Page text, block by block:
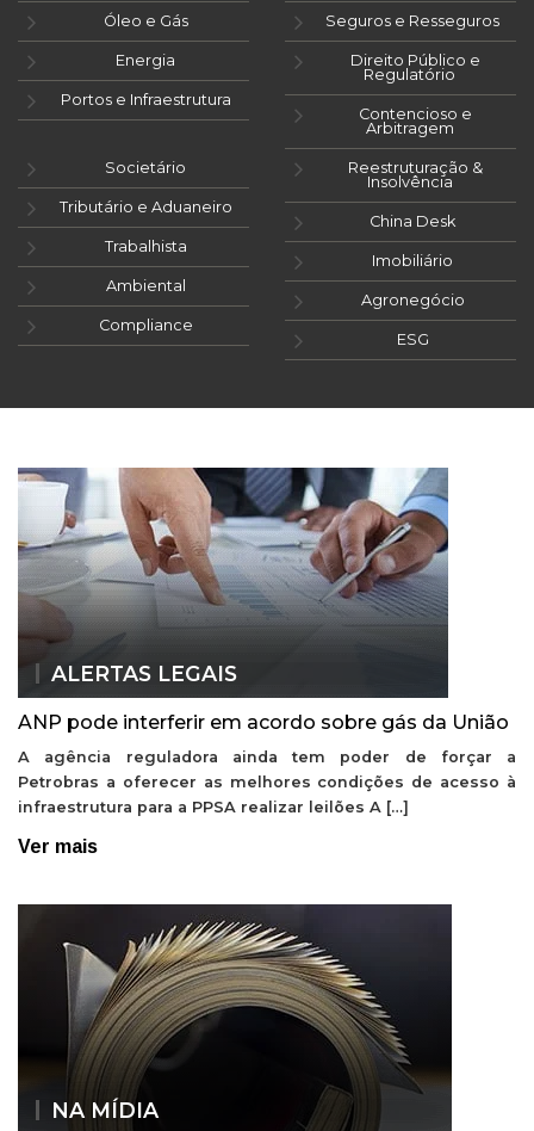
Óleo e Gás
Energia
Portos e Infraestrutura
Seguros e Resseguros
Direito Público e
Regulatório
Contencioso e
Arbitragem
Societário
Tributário e Aduaneiro
Trabalhista
Ambiental
Compliance
Reestruturação &
Insolvência
China Desk
Imobiliário
Agronegócio
ESG
ALERTAS LEGAIS
ANP pode interferir em acordo sobre gás da União
A agência reguladora ainda tem poder de forçar a
Petrobras a oferecer as melhores condições de acesso à
infraestrutura para a PPSA realizar leilões A […]
Ver mais
NA MÍDIA